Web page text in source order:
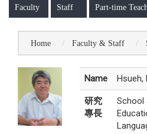
Faculty Staff Part-time
Home Faculty & Staff
Name Hsueh,
研究
專長
School